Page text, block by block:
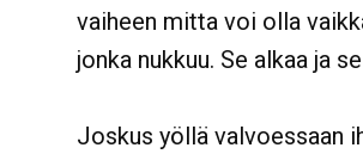
vaiheen mitta voi olla
jonka nukkuu. Se alkaa ja
Joskus yöllä valvoessaan